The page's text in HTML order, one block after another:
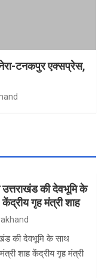
टनकपुर एक्सप्रेस,
की देवभूमि के
गृह मंत्री शाह
की देवभूमि के साथ
शाह केंद्रीय गृह मंत्री